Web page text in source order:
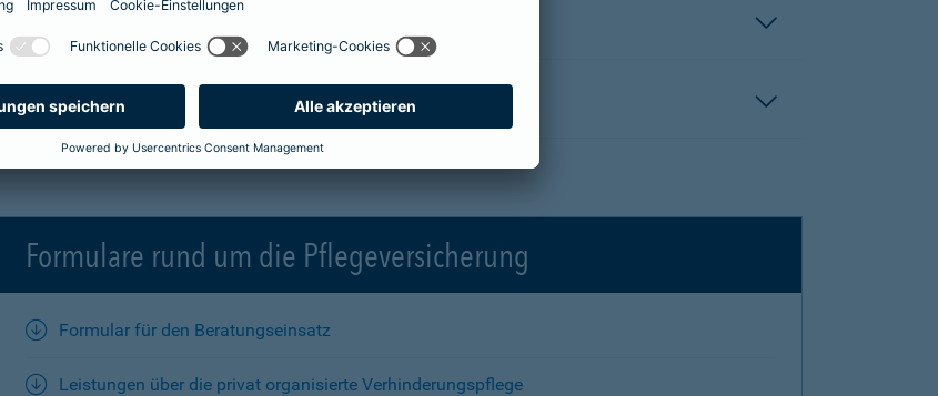
Formulare rund um die Pflegeversicherung
Formular für den Beratungseinsatz
Leistungen über die privat organisierte Verhinderungspflege